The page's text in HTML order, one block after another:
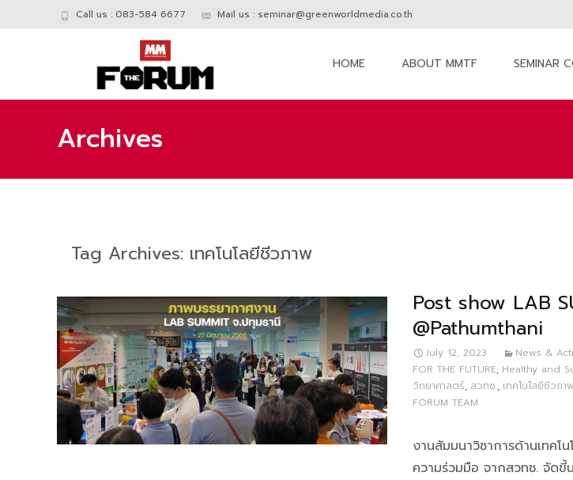
Call us : 083-584 6677 Mail us : seminar@greenworldmedia.co.th
HOME ABOUT MMTF SEMINAR
Archives
Tag Archives: เทคโนโลยีชีวภาพ
Post show LAB
@Pathumthani
July 12, 2023 News &
FOR THE FUTURE, Healthy and
วิทยาศาสตร์, สวทช., เทคโนโลยีชีวภาพ
FORUM TEAM
งานสัมมนาวิชาการด้านเทคโ
ความร่วมมือ จากสวทช. จัด